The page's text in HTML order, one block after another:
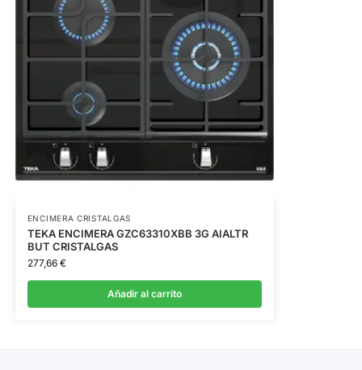
ENCIMERA CRISTALGAS
TEKA ENCIMERA GZC63310XBB 3G AIALTR
BUT CRISTALGAS
277,66 €
Añadir al carrito